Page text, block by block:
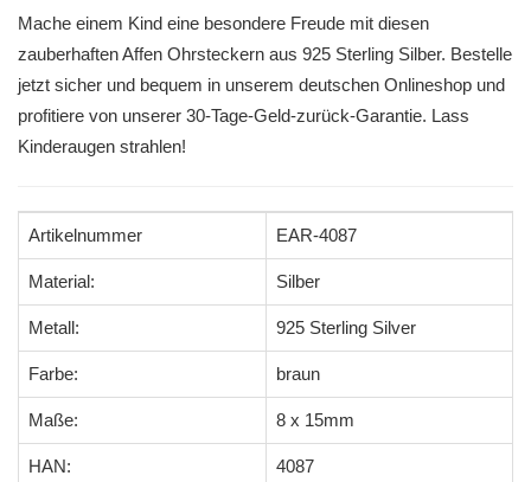
Mache einem Kind eine besondere Freude mit diesen
zauberhaften Affen Ohrsteckern aus 925 Sterling Silber. Bestelle
jetzt sicher und bequem in unserem deutschen Onlineshop und
profitiere von unserer 30-Tage-Geld-zurück-Garantie. Lass
Kinderaugen strahlen!
Artikelnummer EAR-4087
Material: Silber
Metall: 925 Sterling Silver
Farbe: braun
Maße: 8 x 15mm
HAN: 4087